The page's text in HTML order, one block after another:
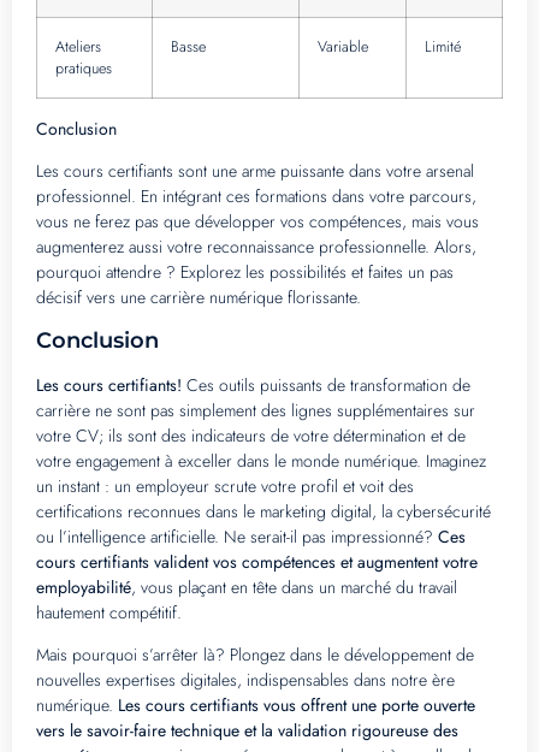
Ateliers
pratiques
Basse Variable Limité
Conclusion
Les cours certifiants sont une arme puissante dans votre arsenal
professionnel. En intégrant ces formations dans votre parcours,
vous ne ferez pas que développer vos compétences, mais vous
augmenterez aussi votre reconnaissance professionnelle. Alors,
pourquoi attendre ? Explorez les possibilités et faites un pas
décisif vers une carrière numérique florissante.
Conclusion
Les cours certifiants! Ces outils puissants de transformation de
carrière ne sont pas simplement des lignes supplémentaires sur
votre CV; ils sont des indicateurs de votre détermination et de
votre engagement à exceller dans le monde numérique. Imaginez
un instant : un employeur scrute votre profil et voit des
certifications reconnues dans le marketing digital, la cybersécurité
ou l’intelligence artificielle. Ne serait-il pas impressionné? Ces
cours certifiants valident vos compétences et augmentent votre
employabilité, vous plaçant en tête dans un marché du travail
hautement compétitif.
Mais pourquoi s’arrêter là? Plongez dans le développement de
nouvelles expertises digitales, indispensables dans notre ère
numérique. Les cours certifiants vous offrent une porte ouverte
vers le savoir-faire technique et la validation rigoureuse des